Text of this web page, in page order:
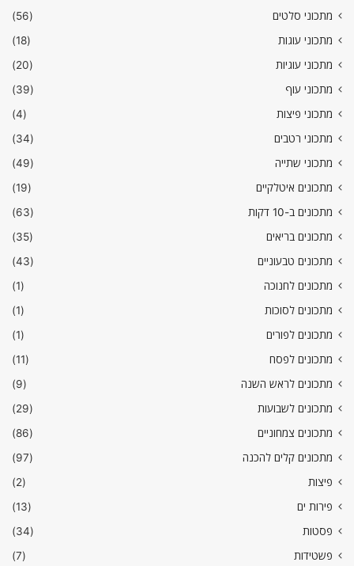
מתכוני סלטים
(56)
מתכוני עוגות
(18)
מתכוני עוגיות
(20)
מתכוני עוף
(39)
מתכוני פיצות
(4)
מתכוני רטבים
(34)
מתכוני שתייה
(49)
מתכונים איטלקיים
(19)
מתכונים ב-10 דקות
(63)
מתכונים בריאים
(35)
מתכונים טבעוניים
(43)
מתכונים לחנוכה
(1)
מתכונים לסוכות
(1)
מתכונים לפורים
(1)
מתכונים לפסח
(11)
מתכונים לראש השנה
(9)
מתכונים לשבועות
(29)
מתכונים צמחוניים
(86)
מתכונים קלים להכנה
(97)
פיצות
(2)
פירות ים
(13)
פסטות
(34)
פשטידות
(7)